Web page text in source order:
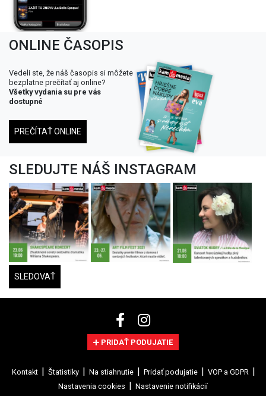
ONLINE ČASOPIS
Vedeli ste, že náš časopis si môžete
bezplatne prečítať aj online?
Všetky vydania su pre vás
dostupné
PREČÍTAŤ ONLINE
SLEDUJTE NÁŠ INSTAGRAM
SLEDOVAŤ
PRIDAŤ PODUJATIE
Kontakt Štatistiky Na stiahnutie Pridať podujatie
VOP a GDPR
Nastavenia cookies
Nastavenie notifikácií